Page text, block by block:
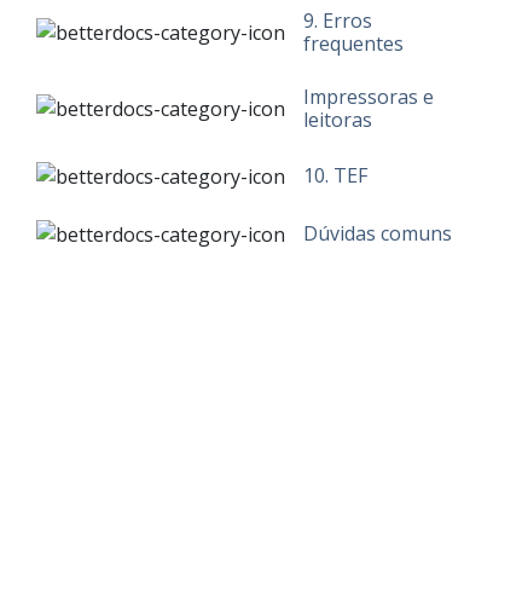
9. Erros
frequentes
Impressoras e
leitoras
10. TEF
Dúvidas comuns